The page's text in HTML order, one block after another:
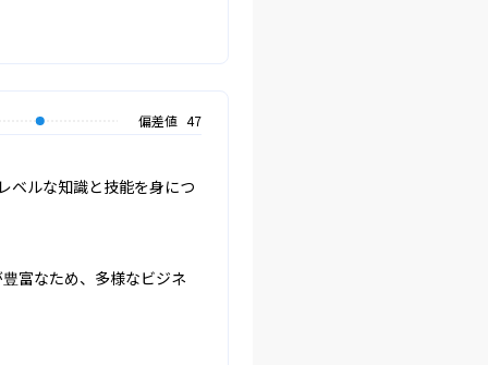
偏差値 47
ベルな知識と技能を身につ
富なため、多様なビジネ